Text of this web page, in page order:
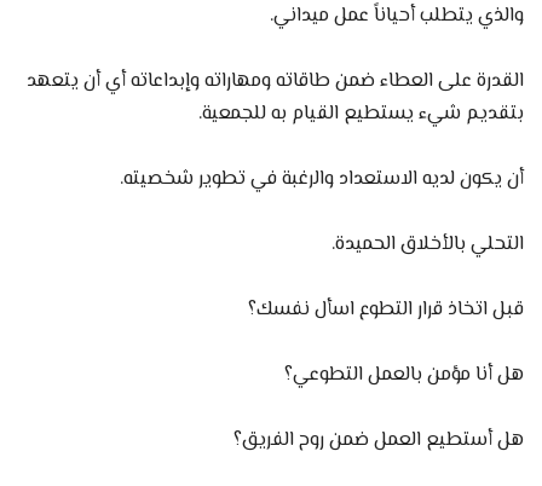
والذي يتطلب أحياناً عمل ميداني.
القدرة على العطاء ضمن طاقاته ومهاراته وإبداعاته أي أن يتعهد
بتقديم شيء يستطيع القيام به للجمعية.
أن يكون لديه الاستعداد والرغبة في تطوير شخصيته.
التحلي بالأخلاق الحميدة.
قبل اتخاذ قرار التطوع اسأل نفسك؟
هل أنا مؤمن بالعمل التطوعي؟
هل أستطيع العمل ضمن روح الفريق؟